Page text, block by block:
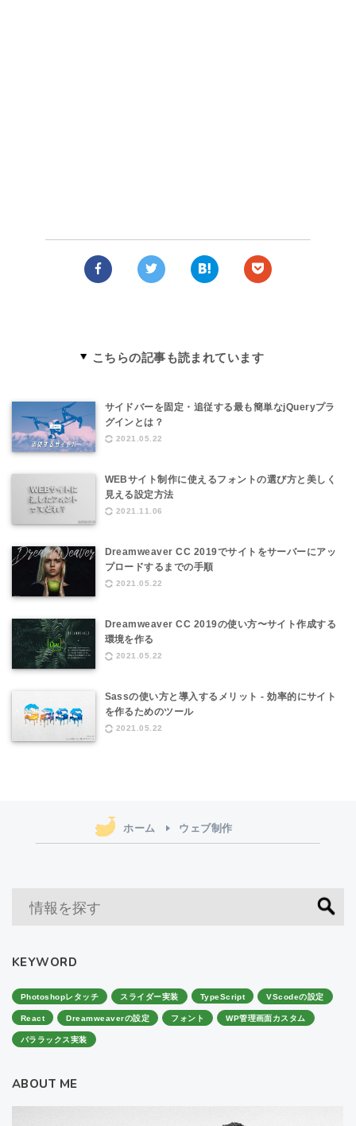
こちらの記事も読まれています
サイドバーを固定・追従する最も簡単なjQueryプラ
グインとは？
2021.05.22
WEBサイト制作に使えるフォントの選び方と美しく
見える設定方法
2021.11.06
Dreamweaver CC 2019でサイトをサーバーにアッ
プロードするまでの手順
2021.05.22
Dreamweaver CC 2019の使い方〜サイト作成する
環境を作る
2021.05.22
Sassの使い方と導入するメリット - 効率的にサイト
を作るためのツール
2021.05.22
ホーム ウェブ制作
KEYWORD
Photoshopレタッチ スライダー実装 TypeScript
VScodeの設定
React
Dreamweaverの設定 フォント
WP管理画面カスタム
パララックス実装
ABOUT ME